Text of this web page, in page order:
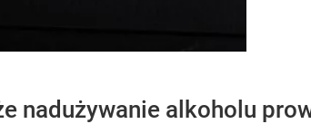
nadużywanie alkoholu